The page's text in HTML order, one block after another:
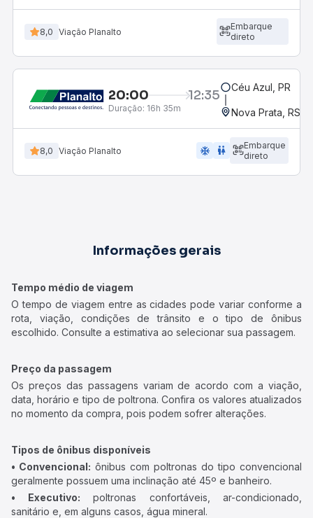
8,0 Viação Planalto
Embarque
direto
20:00 12:35
Duração: 16h 35m
Céu Azul, PR
Nova Prata, RS
8,0 Viação Planalto ac_unit wc
Embarque
direto
Informações gerais
Tempo médio de viagem
O tempo de viagem entre as cidades pode variar conforme a
rota, viação, condições de trânsito e o tipo de ônibus
escolhido. Consulte a estimativa ao selecionar sua passagem.
Preço da passagem
Os preços das passagens variam de acordo com a viação,
data, horário e tipo de poltrona. Confira os valores atualizados
no momento da compra, pois podem sofrer alterações.
Tipos de ônibus disponíveis
• Convencional: ônibus com poltronas do tipo convencional
geralmente possuem uma inclinação até 45º e banheiro.
• Executivo: poltronas confortáveis, ar-condicionado,
sanitário e, em alguns casos, água mineral.